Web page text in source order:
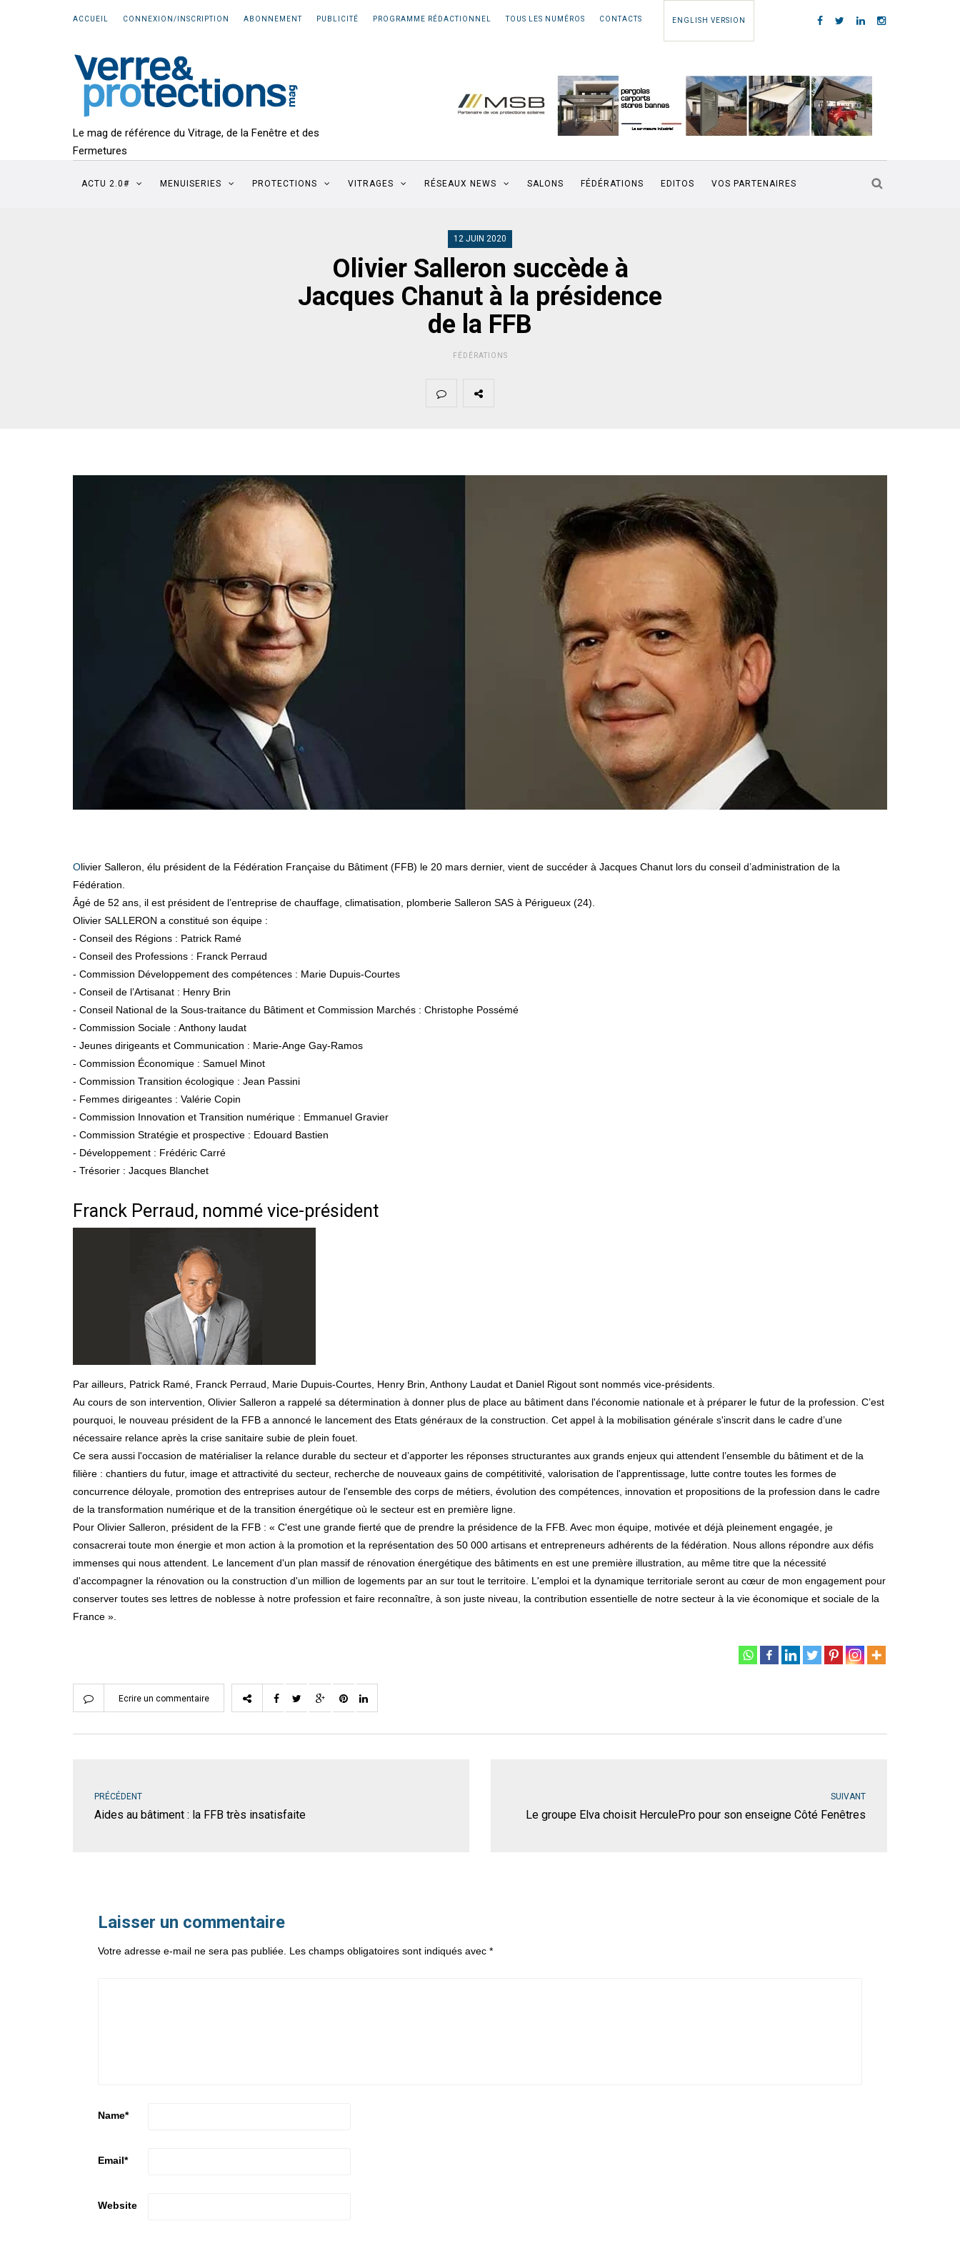
ACCUEIL CONNEXION/INSCRIPTION ABONNEMENT PUBLICITÉ PROGRAMME RÉDACTIONNEL TOUS LES NUMÉROS CONTACTS ENGLISH VERSION
Le mag de référence du Vitrage, de la Fenêtre et des
Fermetures
ACTU 2.0# MENUISERIES PROTECTIONS VITRAGES RÉSEAUX NEWS SALONS FÉDÉRATIONS EDITOS VOS PARTENAIRES
12 JUIN 2020
Olivier Salleron succède à
Jacques Chanut à la présidence
de la FFB
FÉDÉRATIONS
Olivier Salleron, élu président de la Fédération Française du Bâtiment (FFB) le 20 mars dernier, vient de succéder à Jacques Chanut lors du conseil d’administration de la
Fédération.
Âgé de 52 ans, il est président de l’entreprise de chauffage, climatisation, plomberie Salleron SAS à Périgueux (24).
Olivier SALLERON a constitué son équipe :
- Conseil des Régions : Patrick Ramé
- Conseil des Professions : Franck Perraud
- Commission Développement des compétences : Marie Dupuis-Courtes
- Conseil de l’Artisanat : Henry Brin
- Conseil National de la Sous-traitance du Bâtiment et Commission Marchés : Christophe Possémé
- Commission Sociale : Anthony laudat
- Jeunes dirigeants et Communication : Marie-Ange Gay-Ramos
- Commission Économique : Samuel Minot
- Commission Transition écologique : Jean Passini
- Femmes dirigeantes : Valérie Copin
- Commission Innovation et Transition numérique : Emmanuel Gravier
- Commission Stratégie et prospective : Edouard Bastien
- Développement : Frédéric Carré
- Trésorier : Jacques Blanchet
Franck Perraud, nommé vice-président
Par ailleurs, Patrick Ramé, Franck Perraud, Marie Dupuis-Courtes, Henry Brin, Anthony Laudat et Daniel Rigout sont nommés vice-présidents.
Au cours de son intervention, Olivier Salleron a rappelé sa détermination à donner plus de place au bâtiment dans l'économie nationale et à préparer le futur de la profession. C’est
pourquoi, le nouveau président de la FFB a annoncé le lancement des Etats généraux de la construction. Cet appel à la mobilisation générale s'inscrit dans le cadre d’une
nécessaire relance après la crise sanitaire subie de plein fouet.
Ce sera aussi l'occasion de matérialiser la relance durable du secteur et d’apporter les réponses structurantes aux grands enjeux qui attendent l’ensemble du bâtiment et de la
filière : chantiers du futur, image et attractivité du secteur, recherche de nouveaux gains de compétitivité, valorisation de l'apprentissage, lutte contre toutes les formes de
concurrence déloyale, promotion des entreprises autour de l'ensemble des corps de métiers, évolution des compétences, innovation et propositions de la profession dans le cadre
de la transformation numérique et de la transition énergétique où le secteur est en première ligne.
Pour Olivier Salleron, président de la FFB : « C'est une grande fierté que de prendre la présidence de la FFB. Avec mon équipe, motivée et déjà pleinement engagée, je
consacrerai toute mon énergie et mon action à la promotion et la représentation des 50 000 artisans et entrepreneurs adhérents de la fédération. Nous allons répondre aux défis
immenses qui nous attendent. Le lancement d'un plan massif de rénovation énergétique des bâtiments en est une première illustration, au même titre que la nécessité
d'accompagner la rénovation ou la construction d'un million de logements par an sur tout le territoire. L'emploi et la dynamique territoriale seront au cœur de mon engagement pour
conserver toutes ses lettres de noblesse à notre profession et faire reconnaître, à son juste niveau, la contribution essentielle de notre secteur à la vie économique et sociale de la
France ».
Ecrire un commentaire
PRÉCÉDENT
Aides au bâtiment : la FFB très insatisfaite
SUIVANT
Le groupe Elva choisit HerculePro pour son enseigne Côté Fenêtres
Laisser un commentaire
Votre adresse e-mail ne sera pas publiée. Les champs obligatoires sont indiqués avec *
Name*
Email*
Website